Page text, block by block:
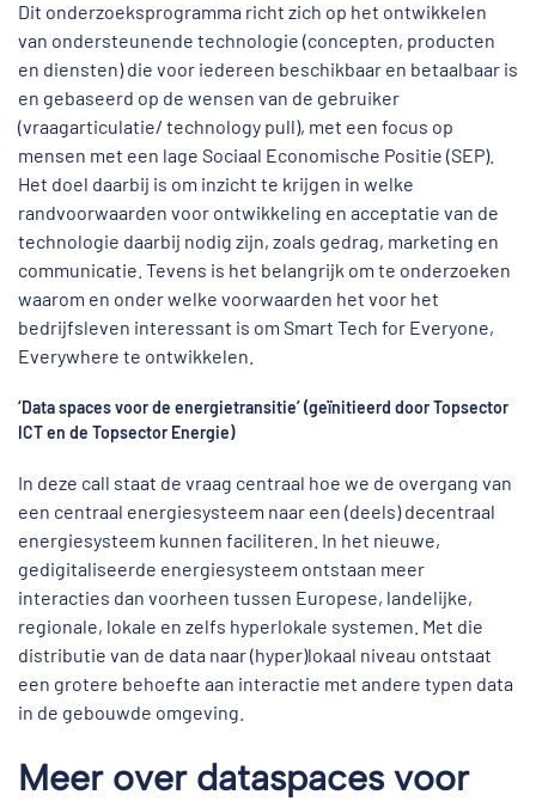
Dit onderzoeksprogramma richt zich op het ontwikkelen
van ondersteunende technologie (concepten, producten
en diensten) die voor iedereen beschikbaar en betaalbaar is
en gebaseerd op de wensen van de gebruiker
(vraagarticulatie/ technology pull), met een focus op
mensen met een lage Sociaal Economische Positie (SEP).
Het doel daarbij is om inzicht te krijgen in welke
randvoorwaarden voor ontwikkeling en acceptatie van de
technologie daarbij nodig zijn, zoals gedrag, marketing en
communicatie. Tevens is het belangrijk om te onderzoeken
waarom en onder welke voorwaarden het voor het
bedrijfsleven interessant is om Smart Tech for Everyone,
Everywhere te ontwikkelen.
‘Data spaces voor de energietransitie’ (geïnitieerd door Topsector
ICT en de Topsector Energie)
In deze call staat de vraag centraal hoe we de overgang van
een centraal energiesysteem naar een (deels) decentraal
energiesysteem kunnen faciliteren. In het nieuwe,
gedigitaliseerde energiesysteem ontstaan meer
interacties dan voorheen tussen Europese, landelijke,
regionale, lokale en zelfs hyperlokale systemen. Met die
distributie van de data naar (hyper)lokaal niveau ontstaat
een grotere behoefte aan interactie met andere typen data
in de gebouwde omgeving.
Meer over dataspaces voor